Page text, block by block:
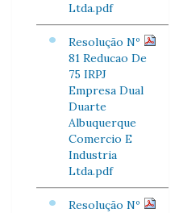
Ltda.pdf
Resolução Nº
81 Reducao De
75 IRPJ
Empresa Dual
Duarte
Albuquerque
Comercio E
Industria
Ltda.pdf
Resolução Nº